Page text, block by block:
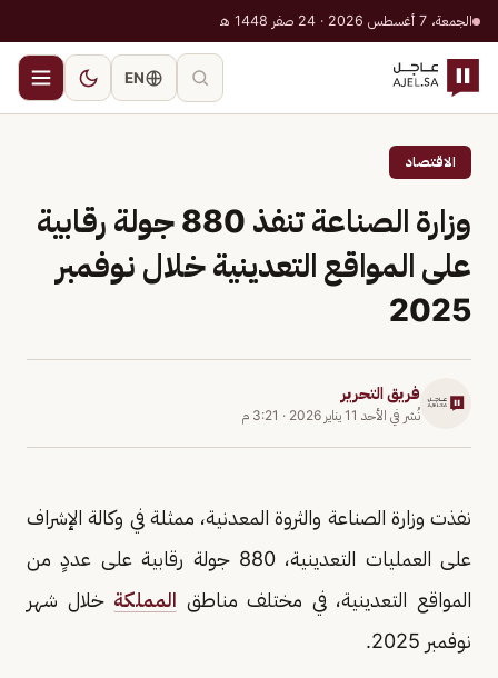
الجمعة، 7 أغسطس 2026 · 24 صفر 1448 هـ
EN
الاقتصاد
وزارة الصناعة تنفذ 880 جولة رقابية
على المواقع التعدينية خلال نوفمبر
2025
فريق التحرير
نُشر في الأحد 11 يناير 2026 · 3:21 م
نفذت وزارة الصناعة والثروة المعدنية، ممثلة في وكالة الإشراف
على العمليات التعدينية، 880 جولة رقابية على عددٍ من
المواقع التعدينية، في مختلف مناطق المملكة خلال شهر
نوفمبر 2025.